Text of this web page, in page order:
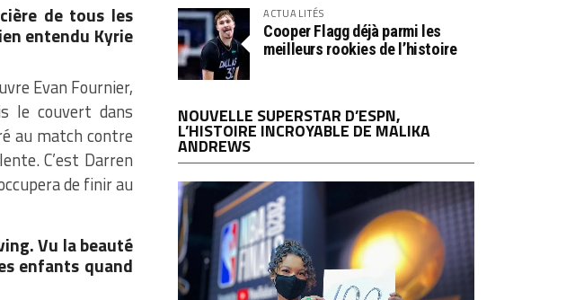
de tous les
entendu Kyrie
Evan Fournier,
le couvert dans
au match contre
C’est Darren
de finir au
Vu la beauté
enfants quand
ACTUALITÉS
Cooper Flagg déjà parmi les
meilleurs rookies de l’histoire
NOUVELLE SUPERSTAR D’ESPN,
L’HISTOIRE INCROYABLE DE MALIKA
ANDREWS